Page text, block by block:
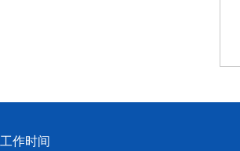
工作时间